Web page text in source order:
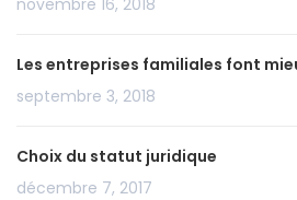
Les entreprises familiales font
septembre 3, 2018
Choix du statut juridique
décembre 7, 2017